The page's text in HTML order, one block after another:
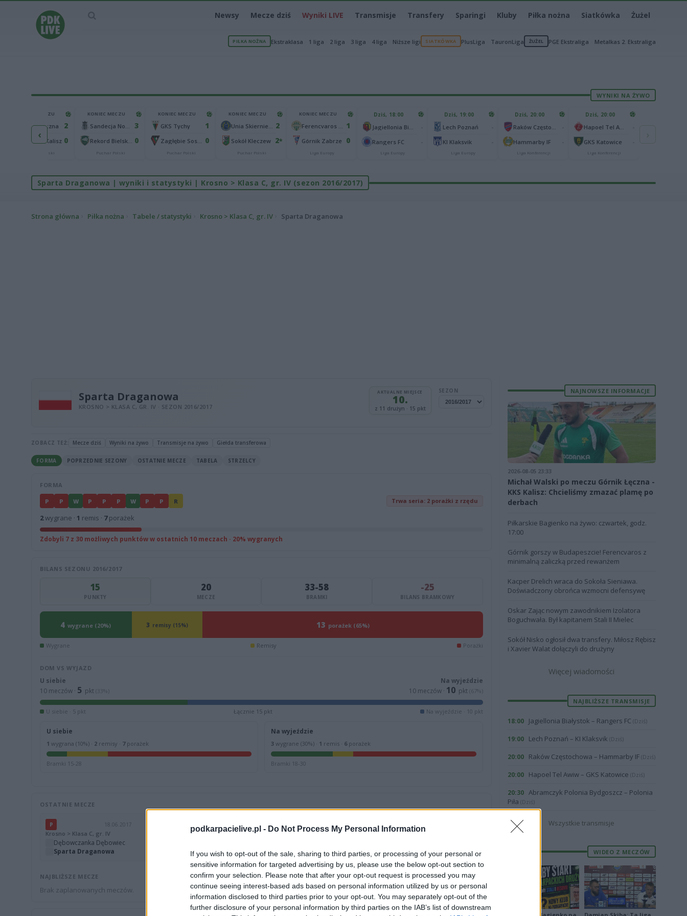
podkarpacielive.pl - Do Not Process My Personal Information
If you wish to opt-out of the sale, sharing to third parties, or processing of your personal or
sensitive information for targeted advertising by us, please use the below opt-out section to
confirm your selection. Please note that after your opt-out request is processed you may
continue seeing interest-based ads based on personal information utilized by us or personal
information disclosed to third parties prior to your opt-out. You may separately opt-out of the
further disclosure of your personal information by third parties on the IAB’s list of downstream
Newsy Mecze dziś Wyniki LIVE Transmisje Transfery Sparingi Kluby Piłka nożna Siatkówka Żużel
PIŁKA NOŻNA Ekstraklasa 1 liga 2 liga 3 liga 4 liga Niższe ligi SIATKÓWKA PlusLiga TauronLiga ŻUŻEL PGE Ekstraliga Metalkas 2. Ekstraliga
WYNIKI NA ŻYWO
‹
KONIEC MECZU
Górnik Łęczna 2
KKS 1925 Kalisz 0
Puchar Polski
KONIEC MECZU
3
0
Puchar Polski
KONIEC MECZU
GKS Tychy 1
0
Puchar Polski
KONIEC MECZU
2
Sokół Kleczew 2*
Puchar Polski
KONIEC MECZU
1
Górnik Zabrze 0
Liga Europy
Dziś, 18:00
Rangers FC
Liga Europy
Dziś, 19:00
Lech Poznań
KI Klaksvik
Liga Europy
Dziś, 20:00
Hammarby IF
Liga Konferencji
Dziś, 20:00
GKS Katowice
Liga Konferencji
Sparta Draganowa | wyniki i statystyki | Krosno > Klasa C, gr. IV (sezon 2016/2017)
Strona główna Piłka nożna Tabele / statystyki Krosno > Klasa C, gr. IV Sparta Draganowa
Sparta Draganowa
KROSNO > KLASA C, GR. IV · SEZON 2016/2017
AKTUALNE MIEJSCE
10.
z 11 drużyn · 15 pkt
SEZON
ZOBACZ TEŻ: Mecze dziś Wyniki na żywo Transmisje na żywo Giełda transferowa
FORMA POPRZEDNIE SEZONY OSTATNIE MECZE TABELA STRZELCY
FORMA
P P W P P P W P P R Trwa seria: 2 porażki z rzędu
2wygrane · 1 remis · 7porażek
Zdobyli 7 z 30 możliwych punktów w ostatnich 10 meczach · 20% wygranych
BILANS SEZONU 2016/2017
15
PUNKTY
20
MECZE
33-58
BRAMKI
-25
BILANS BRAMKOWY
4 wygrane (20%) 3 remisy (15%) 13 porażek (65%)
Wygrane Remisy Porażki
DOM VS WYJAZD
U siebie
10 meczów · 5 pkt (33%)
Na wyjeździe
10 meczów · 10 pkt (67%)
U siebie · 5 pkt Łącznie 15 pkt Na wyjeździe · 10 pkt
U siebie
1 wygrana (10%) · 2 remisy · 7porażek
Bramki 15-28
Na wyjeździe
3 wygrane (30%) · 1 remis · 6porażek
Bramki 18-30
OSTATNIE MECZE
P 18.06.2017
Krosno > Klasa C, gr. IV
Dębowczanka Dębowiec
Sparta Draganowa
11.06.2017
Krosno > Klasa C, gr. IV
Wisłoka Błażkowa
2
W 04.06.2017
Krosno > Klasa C, gr. IV
Sparta Draganowa
5
NAJBLIŻSZE MECZE
Brak zaplanowanych meczów.
NAJNOWSZE INFORMACJE
2026-08-05 23:33
Michał Walski po meczu Górnik Łęczna -
KKS Kalisz: Chcieliśmy zmazać plamę po
derbach
Piłkarskie Bagienko na żywo: czwartek, godz.
17:00
Górnik gorszy w Budapeszcie! Ferencvaros z
minimalną zaliczką przed rewanżem
Kacper Drelich wraca do Sokoła Sieniawa.
Doświadczony obrońca wzmocni defensywę
Oskar Zając nowym zawodnikiem Izolatora
Boguchwała. Był kapitanem Stali II Mielec
Sokół Nisko ogłosił dwa transfery. Miłosz Rębisz
i Xavier Walat dołączyli do drużyny
Więcej wiadomości
NAJBLIŻSZE TRANSMISJE
18:00 Jagiellonia Białystok – Rangers FC (Dziś)
19:00 Lech Poznań – KI Klaksvik (Dziś)
20:00 Raków Częstochowa – Hammarby IF (Dziś)
20:00 Hapoel Tel Awiw – GKS Katowice (Dziś)
20:30 Abramczyk Polonia Bydgoszcz – Polonia
Piła (Dziś)
Wszystkie transmisje
WIDEO Z MECZÓW